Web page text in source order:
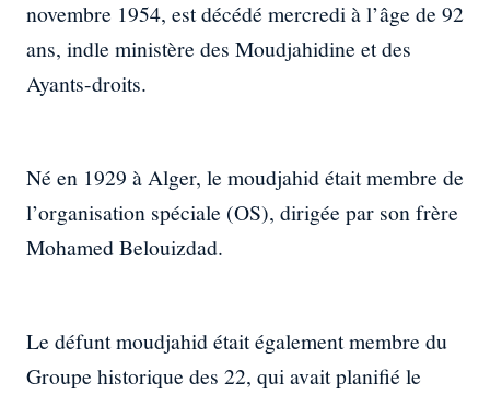
novembre 1954, est décédé mercredi à l’âge de 92
ans, indle ministère des Moudjahidine et des
Ayants-droits.
Né en 1929 à Alger, le moudjahid était membre de
l’organisation spéciale (OS), dirigée par son frère
Mohamed Belouizdad.
Le défunt moudjahid était également membre du
Groupe historique des 22, qui avait planifié le